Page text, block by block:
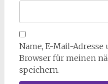
Name, E-Mail-
Browser für meinen
speichern.